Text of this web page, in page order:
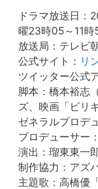
ドラマ放送日：
曜23時05～11時
放送局：テレビ
公式サイト： リ
ツイッター公式
脚本：橋本裕志
ズ、映画「ビリ
ゼネラルプロデ
プロデューサー
演出：瑠東東一
制作協力：アズ
主題歌：高橋優